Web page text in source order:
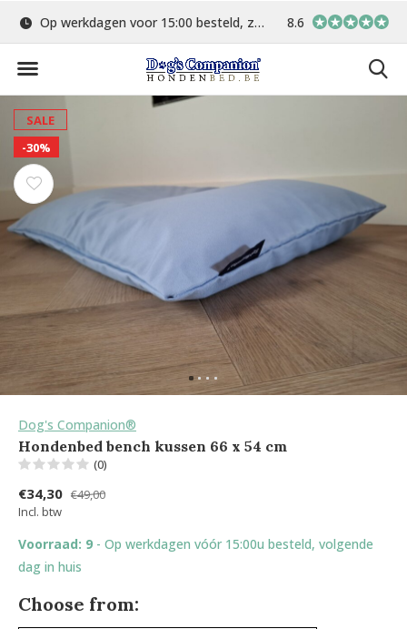
Op werkdagen voor 15:00 besteld, zelfde dag verstuurd Gratis verzending
8.6
SALE
-30%
Dog's Companion®
Hondenbed bench kussen 66 x 54 cm
(0)
€34,30 €49,00
Incl. btw
Voorraad: 9 - Op werkdagen vóór 15:00u besteld, volgende
dag in huis
Choose from: